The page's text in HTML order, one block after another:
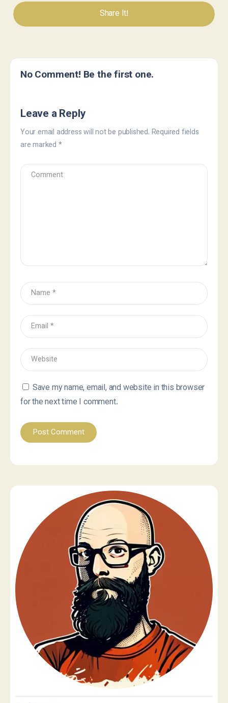
Share It!
No Comment! Be the first one.
Leave a Reply
Your email address will not be published. Required fields
are marked *
Save my name, email, and website in this browser
for the next time I comment.